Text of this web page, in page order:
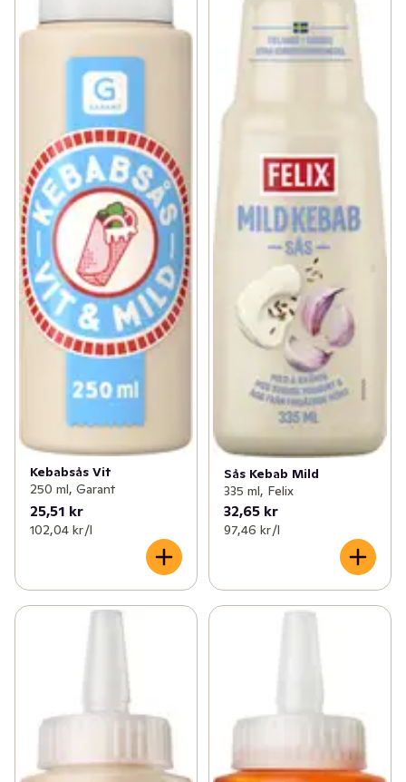
Kebabsås Vit
250 ml, Garant
25,51 kr
102,04 kr /l
Sås Kebab Mild
335 ml, Felix
32,65 kr
97,46 kr /l